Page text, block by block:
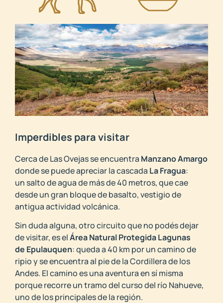
Imperdibles para visitar
Cerca de Las Ovejas se encuentra Manzano Amargo
donde se puede apreciar la cascada La Fragua:
un salto de agua de más de 40 metros, que cae
desde un gran bloque de basalto, vestigio de
antigua actividad volcánica.
Sin duda alguna, otro circuito que no podés dejar
de visitar, es elÁrea Natural Protegida Lagunas
de Epulauquen: queda a 40 km por un camino de
ripio y se encuentra al pie de la Cordillera de los
Andes. Elcamino es una aventura en sí misma
porque recorre un tramo del curso del río Nahueve,
uno de los principales de la región.